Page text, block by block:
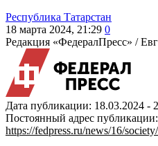
Республика Татарстан
18 марта 2024, 21:29 0
Редакция «ФедералПресс» /
Дата публикации: 18.03.2024 -
Постоянный адрес публикации:
https://fedpress.ru/news/16/